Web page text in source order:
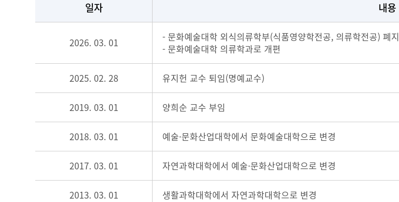
일자 내용
2026. 03. 01
- 문화예술대학 외식의류학부(식품영양학전공, 의류학전공) 폐지
- 문화예술대학 의류학과로 개편
2025. 02. 28 유지헌 교수 퇴임(명예교수)
2019. 03. 01 양희순 교수 부임
2018. 03. 01 예술·문화산업대학에서 문화예술대학으로 변경
2017. 03. 01 자연과학대학에서 예술·문화산업대학으로 변경
2013. 03. 01 생활과학대학에서 자연과학대학으로 변경